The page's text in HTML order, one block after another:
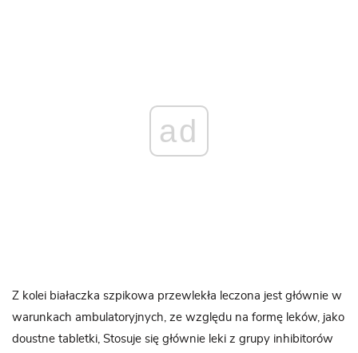
ad
Z kolei białaczka szpikowa przewlekła leczona jest głównie w
warunkach ambulatoryjnych, ze względu na formę leków, jako
doustne tabletki, Stosuje się głównie leki z grupy inhibitorów